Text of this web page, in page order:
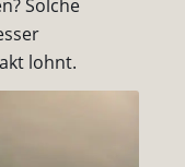
Solche
lohnt.